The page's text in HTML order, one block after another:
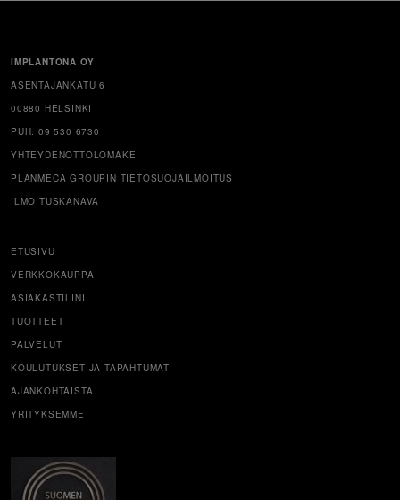
IMPLANTONA OY
ASENTAJANKATU 6
00880 HELSINKI
PUH. 09 530 6730
YHTEYDENOTTOLOMAKE
PLANMECA GROUPIN TIETOSUOJAILMOITUS
ILMOITUSKANAVA
ETUSIVU
VERKKOKAUPPA
ASIAKASTILINI
TUOTTEET
PALVELUT
KOULUTUKSET JA TAPAHTUMAT
AJANKOHTAISTA
YRITYKSEMME